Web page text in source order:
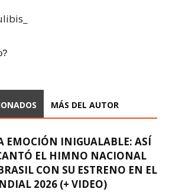
MÁS DEL AUTOR
EMOCIÓN INIGUALABLE: ASÍ
EL HIMNO NACIONAL
CON SU ESTRENO EN EL
2026 (+ VIDEO)